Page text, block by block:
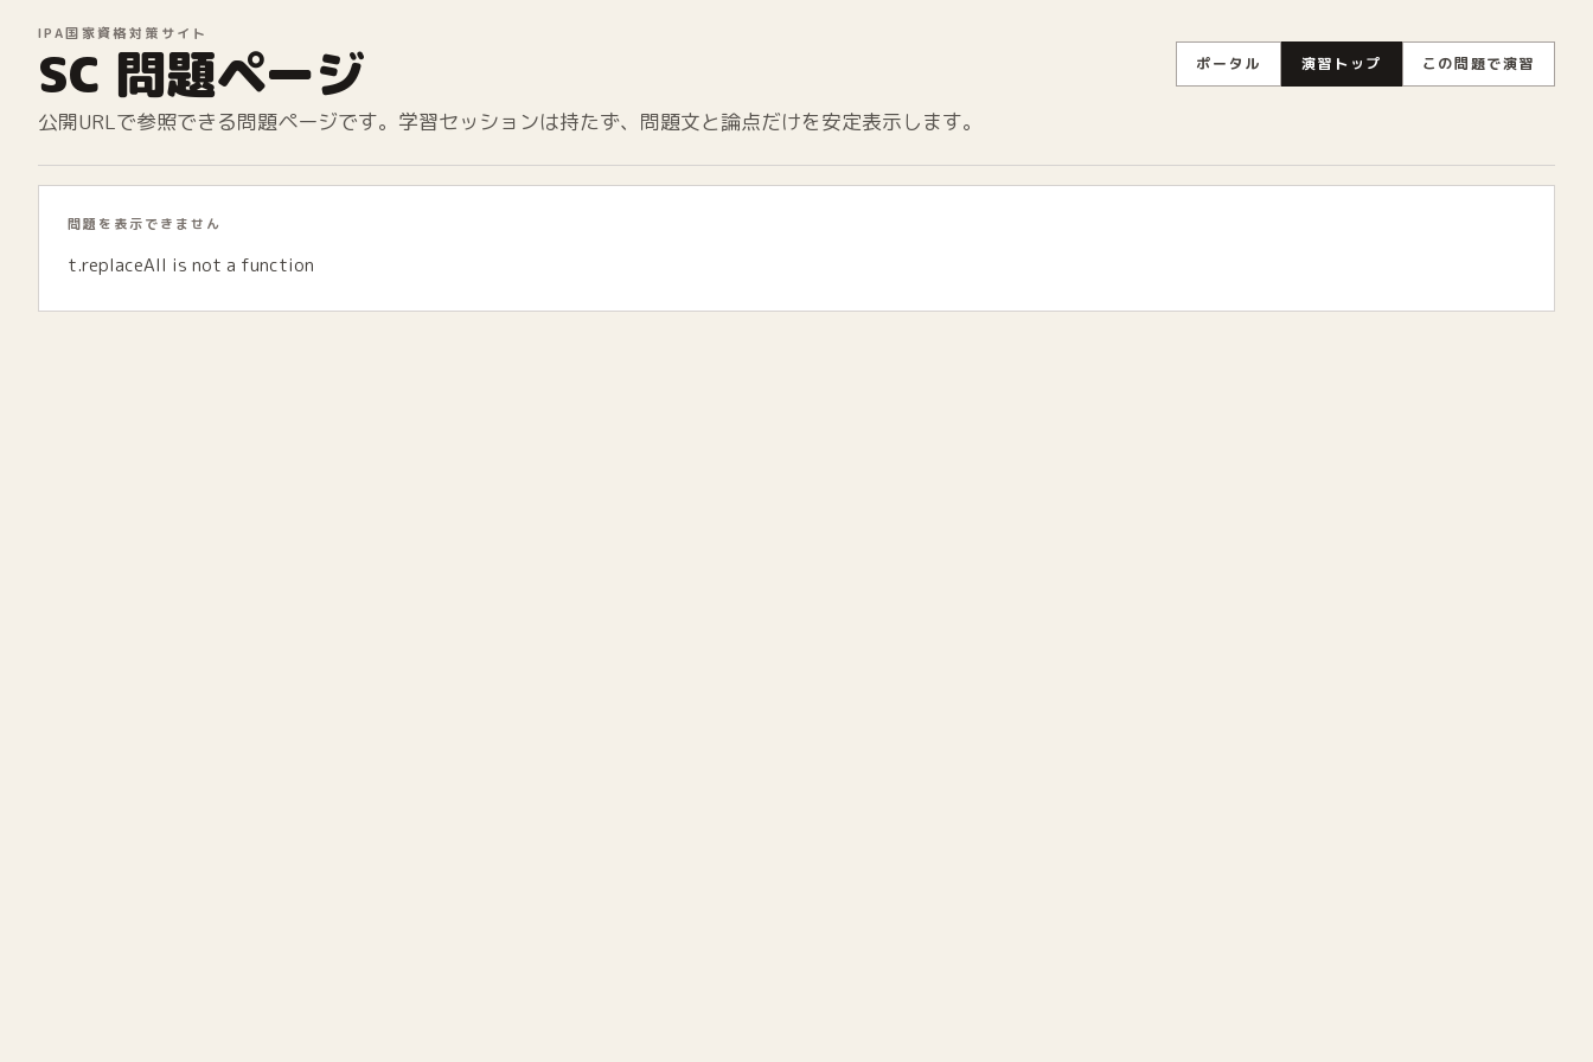
IPA国家資格対策サイト
SC 問題ページ ポータル 演習トップ この問題で演習
公開URLで参照できる問題ページです。学習セッションは持たず、問題文と論点だけを安定表示します。
問題を表示できません
t.replaceAll is not a function